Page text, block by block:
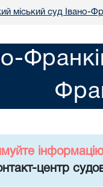
міський суд Івано-
центр